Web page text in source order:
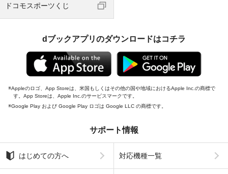
ドコモスポーツくじ
dブックアプリのダウンロードはコチラ
Appleのロゴ、App Storeは、米国もしくはその他の国や地域におけるApple Inc.の商標で
す。App Storeは、Apple Inc.のサービスマークです。
Google Play および Google Play ロゴは Google LLC の商標です。
サポート情報
はじめての方へ 対応機種一覧